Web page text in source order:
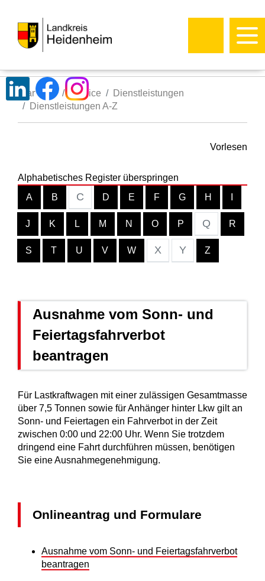
Startseite Service
Dienstleistungen
Dienstleistungen A-Z
Vorlesen
Alphabetisches Register überspringen
A
B C D E F G H
J K L M N O P Q R
S T U V W X Y Z
Ausnahme vom Sonn- und
Feiertagsfahrverbot
beantragen
Für Lastkraftwagen mit einer zulässigen Gesamtmasse
über 7,5 Tonnen sowie für Anhänger hinter Lkw gilt an
Sonn- und Feiertagen ein Fahrverbot in der Zeit
zwischen 0:00 und 22:00 Uhr. Wenn Sie trotzdem
dringend eine Fahrt durchführen müssen, benötigen
Sie eine Ausnahmegenehmigung.
Onlineantrag und Formulare
Ausnahme vom Sonn- und Feiertagsfahrverbot
beantragen